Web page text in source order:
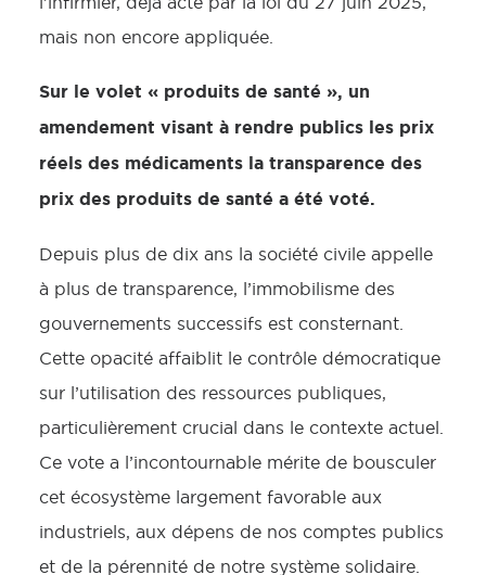
mais non encore appliquée.
Sur le volet « produits de santé », un
amendement visant à rendre publics les prix
réels des médicaments la transparence des
prix des produits de santé a été voté.
Depuis plus de dix ans la société civile appelle
à plus de transparence, l’immobilisme des
gouvernements successifs est consternant.
Cette opacité affaiblit le contrôle démocratique
sur l’utilisation des ressources publiques,
particulièrement crucial dans le contexte actuel.
Ce vote a l’incontournable mérite de bousculer
cet écosystème largement favorable aux
industriels, aux dépens de nos comptes publics
et de la pérennité de notre système solidaire.